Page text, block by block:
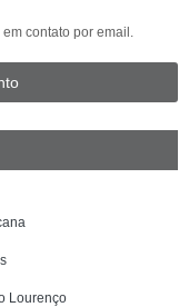
em contato por email.
Lourenço